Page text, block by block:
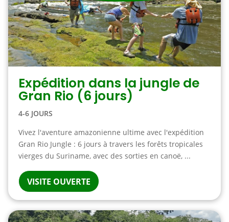
Expédition dans la jungle de
Gran Rio (6 jours)
4-6 JOURS
Vivez l'aventure amazonienne ultime avec l'expédition
Gran Rio Jungle : 6 jours à travers les forêts tropicales
vierges du Suriname, avec des sorties en canoë, ...
VISITE OUVERTE